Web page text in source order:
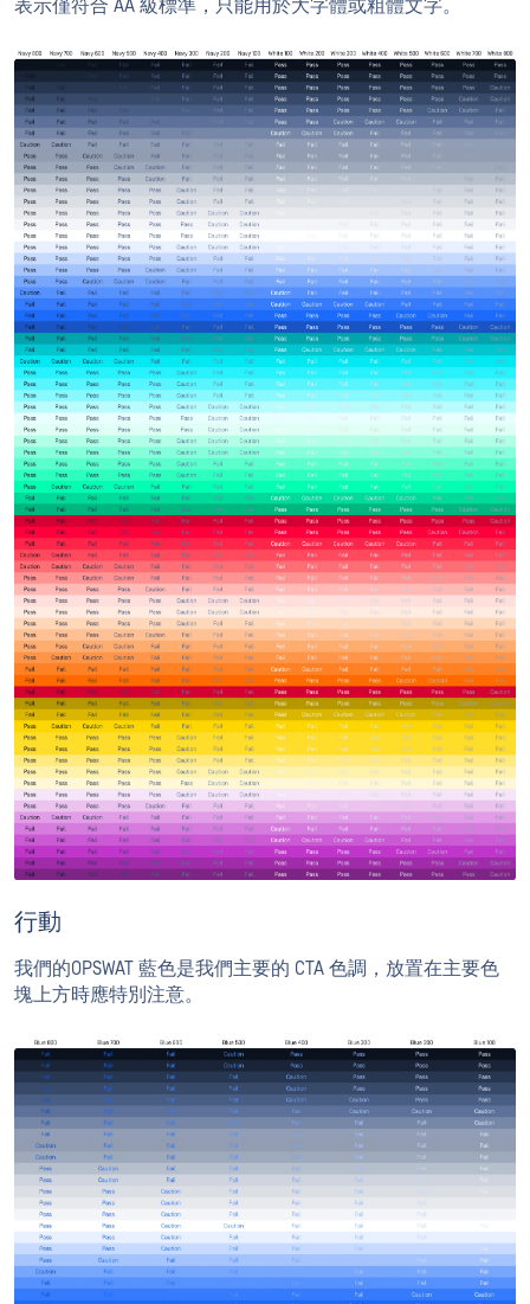
表示僅符合 AA 級標準，只能用於大字體或粗體文字。
行動
我們的OPSWAT 藍色是我們主要的 CTA 色調，放置在主要色
塊上方時應特別注意。